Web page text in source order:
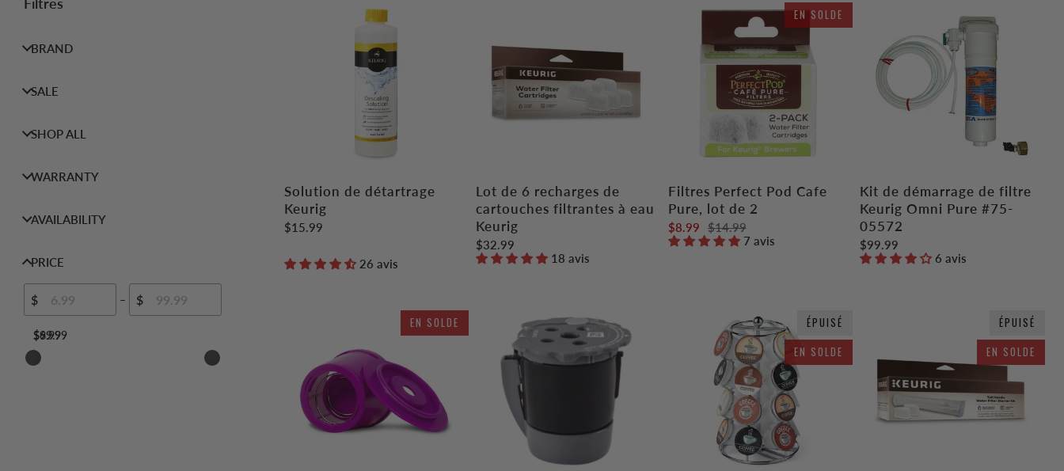
BRAND
SALE
SHOP ALL
WARRANTY
AVAILABILITY
PRICE
$ – $
$6.99
$99.99
Solution de détartrage
Keurig
$15.99
26 avis
Lot de 6 recharges de
cartouches filtrantes à eau
Keurig
$32.99
18 avis
EN SOLDE
Filtres Perfect Pod Cafe
Pure, lot de 2
$8.99
$14.99
7 avis
Kit de démarrage de filtre
Keurig Omni Pure #75-
05572
$99.99
6 avis
EN SOLDE
ÉPUISÉ
EN SOLDE
ÉPUISÉ
EN SOLDE